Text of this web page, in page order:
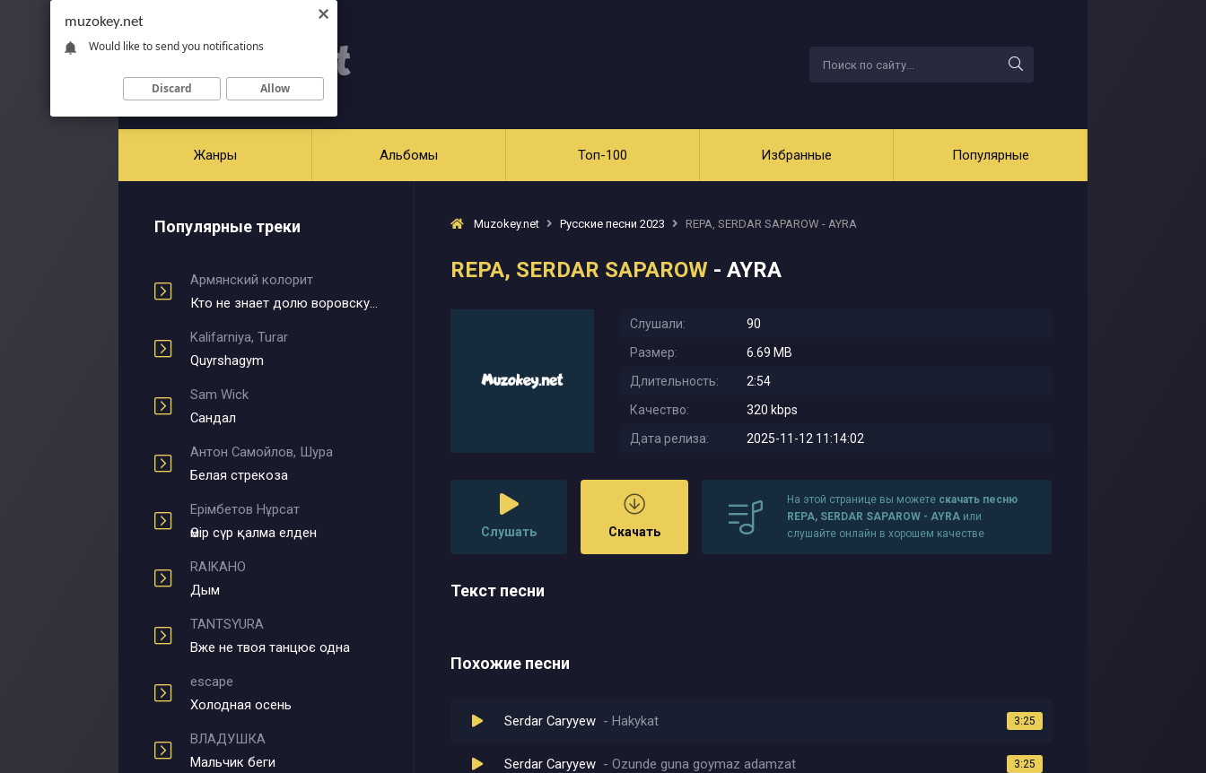
Жанры Альбомы Топ-100 Избранные Популярные
Популярные треки
Армянский колорит
Кто не знает долю воровскую
Kalifarniya, Turar
Quyrshagym
Sam Wick
Сандал
Антон Самойлов, Шура
Белая стрекоза
Ерімбетов Нұрсат
Өмір сүр қалма елден
RAIKAHO
Дым
TANTSYURA
Вже не твоя танцює одна
escape
Холодная осень
ВЛАДУШКА
Мальчик беги
Muzokey.net Русские песни 2023 REPA, SERDAR SAPAROW - AYRA
REPA, SERDAR SAPAROW - AYRA
Слушали:
90
Размер:
6.69 MB
Длительность:
2:54
Качество:
320 kbps
Дата релиза:
2025-11-12 11:14:02
Слушать Скачать
На этой странице вы можете скачать песню
REPA, SERDAR SAPAROW - AYRA или
слушайте онлайн в хорошем качестве
Текст песни
Похожие песни
Serdar Caryyew Hakykat 3:25
Serdar Caryyew Ozunde guna goymaz adamzat 3:25
muzokey.net
Would like to send you notifications
Discard Allow